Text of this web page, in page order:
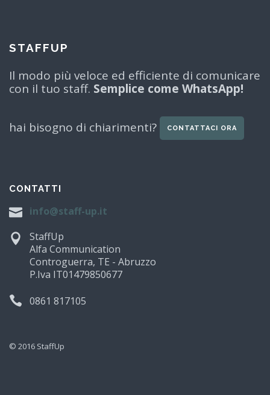
STAFFUP
Il modo più veloce ed efficiente di comunicare
con il tuo staff. Semplice come WhatsApp!
hai bisogno di chiarimenti? CONTATTACI ORA
CONTATTI
info@staff-up.it
StaffUp
Alfa Communication
Controguerra, TE - Abruzzo
P.Iva IT01479850677
0861 817105
© 2016 StaffUp